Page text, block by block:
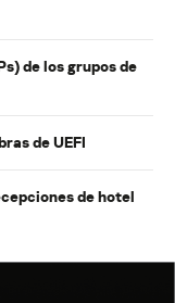
de los grupos de
de UEFI
de hotel